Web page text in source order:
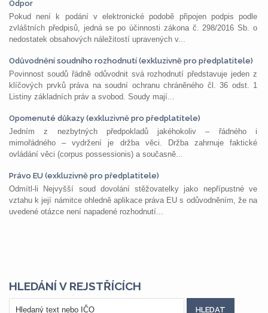
Odpor
Pokud není k podání v elektronické podobě připojen podpis podle
zvláštních předpisů, jedná se po účinnosti zákona č. 298/2016 Sb. o
nedostatek obsahových náležitostí upravených v...
Odůvodnění soudního rozhodnutí (exkluzivně pro předplatitele)
Povinnost soudů řádně odůvodnit svá rozhodnutí představuje jeden z
klíčových prvků práva na soudní ochranu chráněného čl. 36 odst. 1
Listiny základních práv a svobod. Soudy mají...
Opomenuté důkazy (exkluzivně pro předplatitele)
Jedním z nezbytných předpokladů jakéhokoliv – řádného i
mimořádného – vydržení je držba věci. Držba zahrnuje faktické
ovládání věci (corpus possessionis) a současně...
Právo EU (exkluzivně pro předplatitele)
Odmítl-li Nejvyšší soud dovolání stěžovatelky jako nepřípustné ve
vztahu k její námitce ohledně aplikace práva EU s odůvodněním, že na
uvedené otázce není napadené rozhodnutí...
HLEDÁNÍ V REJSTŘÍCÍCH